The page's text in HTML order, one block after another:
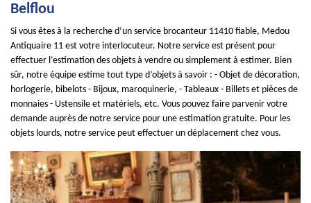
Belflou
Si vous êtes à la recherche d’un service brocanteur 11410 fiable, Medou
Antiquaire 11 est votre interlocuteur. Notre service est présent pour
effectuer l’estimation des objets à vendre ou simplement à estimer. Bien
sûr, notre équipe estime tout type d’objets à savoir : - Objet de décoration,
horlogerie, bibelots - Bijoux, maroquinerie, - Tableaux - Billets et pièces de
monnaies - Ustensile et matériels, etc. Vous pouvez faire parvenir votre
demande auprès de notre service pour une estimation gratuite. Pour les
objets lourds, notre service peut effectuer un déplacement chez vous.